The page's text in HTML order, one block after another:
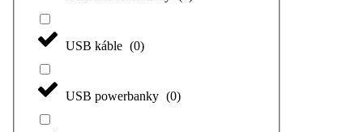
USB káble (0)
USB powerbanky (0)